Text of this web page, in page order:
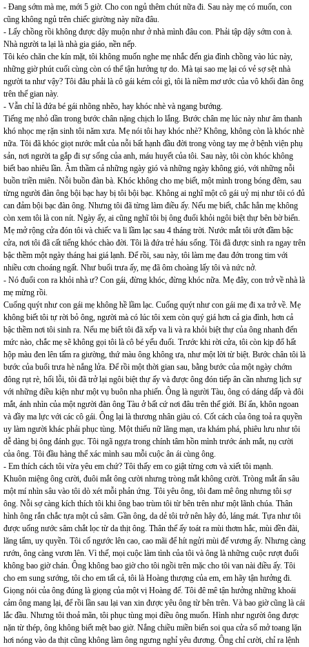
- Đang sớm mà mẹ, mới 5 giờ. Cho con ngủ thêm chút nữa đi. Sau này mẹ có muốn, con
cũng không ngủ trên chiếc giường này nữa đâu.
- Lấy chồng rồi không được dậy muộn như ở nhà mình đâu con. Phải tập dậy sớm con à.
Nhà người ta lại là nhà gia giáo, nền nếp.
Tôi kéo chăn che kín mặt, tôi không muốn nghe mẹ nhắc đến gia đình chồng vào lúc này,
những giờ phút cuối cùng còn có thể tận hưởng tự do. Mà tại sao mẹ lại có vẻ sợ sệt nhà
người ta như vậy? Tôi đâu phải là cô gái kém cỏi gì, tôi là niềm mơ ước của vô khối đàn ông
trên thế gian này.
- Vẫn chỉ là đứa bé gái nhõng nhẽo, hay khóc nhè và ngang bướng.
Tiếng mẹ nhỏ dần trong bước chân nặng chịch lo lắng. Bước chân mẹ lúc này như âm thanh
khó nhọc mẹ rặn sinh tôi năm xưa. Mẹ nói tôi hay khóc nhè? Không, không còn là khóc nhè
nữa. Tôi đã khóc giọt nước mắt của nỗi bất hạnh đầu đời trong vòng tay mẹ ở bệnh viện phụ
sản, nơi người ta gắp đi sự sống của anh, máu huyết của tôi. Sau này, tôi còn khóc không
biết bao nhiêu lần. Âm thầm cả những ngày gió và những ngày không gió, với những nỗi
buồn triền miên. Nỗi buồn đàn bà. Khóc không cho mẹ biết, một mình trong bóng đêm, sau
từng người đàn ông bội bạc hay bị tôi bội bạc. Không ai nghĩ một cô gái uỷ mị như tôi có đủ
can đảm bội bạc đàn ông. Nhưng tôi đã từng làm điều ấy. Nếu mẹ biết, chắc hẳn mẹ không
còn xem tôi là con nít. Ngày ấy, ai cũng nghĩ tôi bị ông đuổi khỏi ngôi biệt thự bên bờ biển.
Mẹ mở rộng cửa đón tôi và chiếc va li lầm lạc sau 4 tháng trời. Nước mắt tôi ướt đầm bậc
cửa, nơi tôi đã cất tiếng khóc chào đời. Tôi là đứa trẻ háu sống. Tôi đã được sinh ra ngay trên
bậc thềm một ngày tháng hai giá lạnh. Để rồi, sau này, tôi làm mẹ đau đớn trong tim với
nhiều cơn choáng ngất. Như buổi trưa ấy, mẹ đã ôm choàng lấy tôi và nức nở.
- Nó đuổi con ra khỏi nhà ư? Con gái, đừng khóc, đừng khóc nữa. Mẹ đây, con trở về nhà là
mẹ mừng rồi.
Cuống quýt như con gái mẹ không hề lầm lạc. Cuống quýt như con gái mẹ đi xa trở về. Mẹ
không biết tôi tự rời bỏ ông, người mà có lúc tôi xem còn quý giá hơn cả gia đình, hơn cả
bậc thềm nơi tôi sinh ra. Nếu mẹ biết tôi đã xếp va li và ra khỏi biệt thự của ông nhanh đến
mức nào, chắc mẹ sẽ không gọi tôi là cô bé yếu đuối. Trước khi rời cửa, tôi còn kịp đổ hất
hộp màu đen lên tấm ra giường, thứ màu ông không ưa, như một lời từ biệt. Bước chân tôi là
bước của buổi trưa hè nắng lửa. Để rồi một thời gian sau, bằng bước của một ngày chớm
đông rụt rè, hối lỗi, tôi đã trở lại ngôi biệt thự ấy và được ông đón tiếp ân cần nhưng lịch sự
với những điều kiện như một vụ buôn nha phiến. Ông là người Tàu, ông có dáng dấp và đôi
mắt, ánh nhìn của một người đàn ông Tàu ở bất cứ nơi đâu trên thế giới. Bí ẩn, khôn ngoan
và đầy ma lực với các cô gái. Ông lại là thương nhân giàu có. Cốt cách của ông toả ra quyền
uy làm người khác phải phục tùng. Một thiếu nữ lãng mạn, ưa khám phá, phiêu lưu như tôi
dễ dàng bị ông đánh gục. Tôi ngã ngựa trong chính tâm hồn mình trước ánh mắt, nụ cười
của ông. Tôi đầu hàng thể xác mình sau mỗi cuộc ân ái cùng ông.
- Em thích cách tôi vừa yêu em chứ? Tôi thấy em co giật từng cơn và xiết tôi mạnh.
Khuôn miệng ông cười, đuôi mắt ông cười nhưng tròng mắt không cười. Tròng mắt ẩn sâu
một mí nhìn sâu vào tôi dò xét mỗi phản ứng. Tôi yêu ông, tôi đam mê ông nhưng tôi sợ
ông. Nỗi sợ càng kích thích tôi khi ông bao trùm tôi từ bên trên như một lãnh chúa. Thân
hình ông rắn chắc tựa một củ sâm. Gần ông, da dẻ tôi trở nên hây đỏ, láng mát. Tựa như tôi
được uống nước sâm chắt lọc từ da thịt ông. Thân thể ấy toát ra mùi thơm hắc, mùi đền đài,
lăng tẩm, uy quyền. Tôi cố ngước lên cao, cao mãi để hít ngửi mùi đế vương ấy. Nhưng càng
rướn, ông càng vươn lên. Vì thế, mọi cuộc làm tình của tôi và ông là những cuộc rượt đuổi
không bao giờ chán. Ông không bao giờ cho tôi ngồi trên mặc cho tôi van nài điều ấy. Tôi
cho em sung sướng, tôi cho em tất cả, tôi là Hoàng thượng của em, em hãy tận hưởng đi.
Giọng nói của ông đúng là giọng của một vị Hoàng đế. Tôi đê mê tận hưởng những khoái
cảm ông mang lại, để rồi lần sau lại van xin được yêu ông từ bên trên. Và bao giờ cũng là cái
lắc đầu. Nhưng tôi thoả mãn, tôi phục tùng mọi điều ông muốn. Hình như người ông được
nặn từ thép, ông không biết mệt bao giờ. Nắng chiều miền biển soi qua cửa sổ mở toang lặn
hơi nóng vào da thịt cũng không làm ông ngưng nghỉ yêu đương. Ông chỉ cười, chỉ ra lệnh